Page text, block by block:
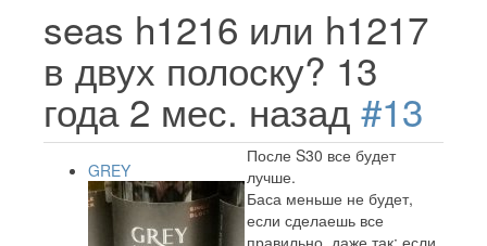
seas h1216 или h1217
в двух полоску? 13
года 2 мес. назад #13
GREY
После S30 все будет
лучше.
Баса меньше не будет,
если сделаешь все
правильно, даже так: если